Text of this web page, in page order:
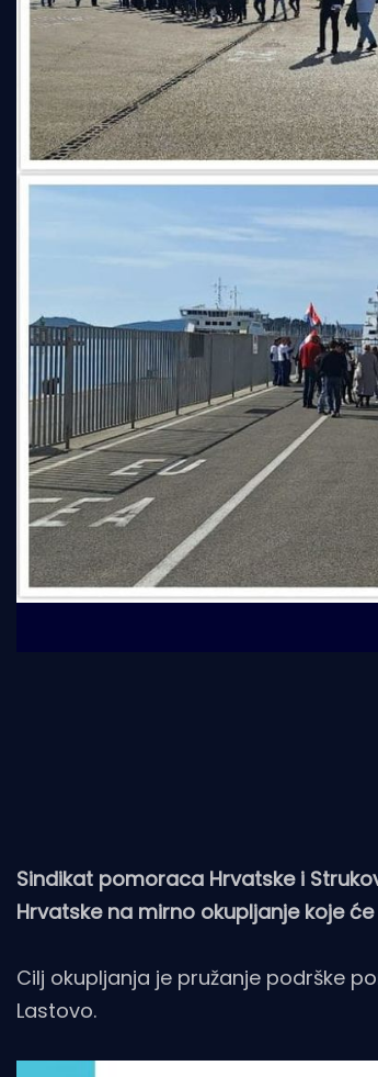
Sindikat pomoraca Hrvatske i
Hrvatske na mirno okupljanje koje
Cilj okupljanja je pružanje podrške
Lastovo.